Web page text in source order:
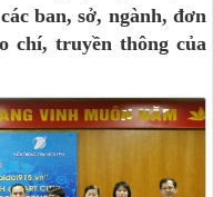
ban, sở, ngành, đơn
chí, truyền thông của